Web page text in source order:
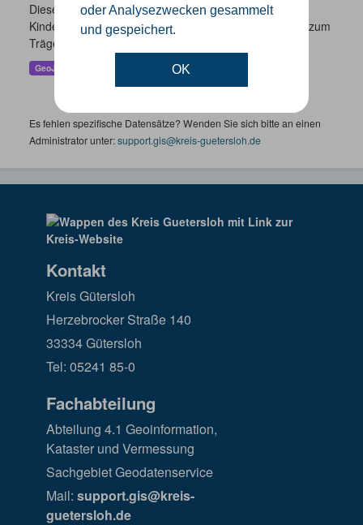
oder Analysezwecken gesammelt
und gespeichert.
OK
Dieser Datensatz beinhaltet die Darstellung der
Kindertagesstätten im Kreis Gütersloh sowie Angaben zum
Träger und Kontaktinformationen.
GeoJSON
Es fehlen spezifische Datensätze? Wenden Sie sich bitte an einen
Administrator unter:support.gis@kreis-guetersloh.de
Kontakt
Kreis Gütersloh
Herzebrocker Straße 140
33334 Gütersloh
Tel: 05241 85-0
Fachabteilung
Abteilung 4.1 Geoinformation,
Kataster und Vermessung
Sachgebiet Geodatenservice
Mail: support.gis@kreis-
guetersloh.de